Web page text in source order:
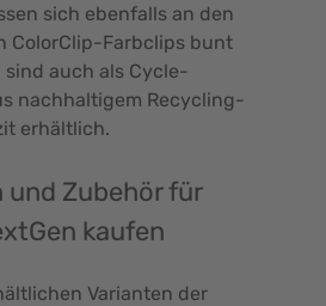
sich ebenfalls an den
ColorClip-Farbclips bunt
auch als Cycle-
nachhaltigem Recycling-
erhältlich.
und Zubehör für
kaufen
Varianten der